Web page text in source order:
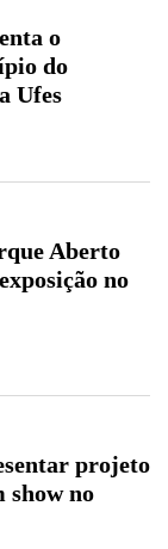
o
do
Ufes
Aberto
no
projeto
show no